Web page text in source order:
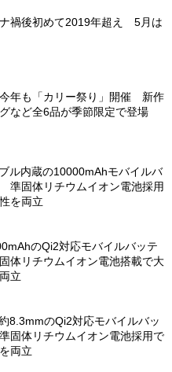
禍後初めて2019年超え 5月は
年も「カリー祭り」開催 新作
など全6品が季節限定で登場
ル内蔵の10000mAhモバイルバ
準固体リチウムイオン電池採用
を両立
のQi2対応モバイルバッテ
体リチウムイオン電池搭載で大
立
8.3mmのQi2対応モバイルバッ
固体リチウムイオン電池採用で
両立